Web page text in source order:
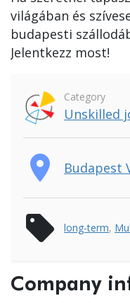
világában és
budapesti
Jelentkezz most!
Category
Unskilled
place Budapest
sell long-term,
Company